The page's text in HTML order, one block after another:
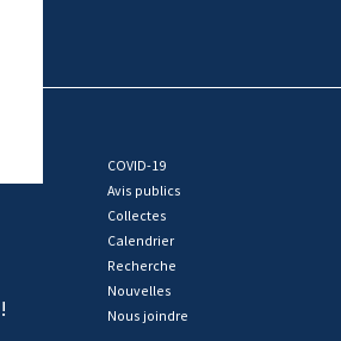
COVID-19
Avis publics
Collectes
Calendrier
Recherche
Nouvelles
Nous joindre
!